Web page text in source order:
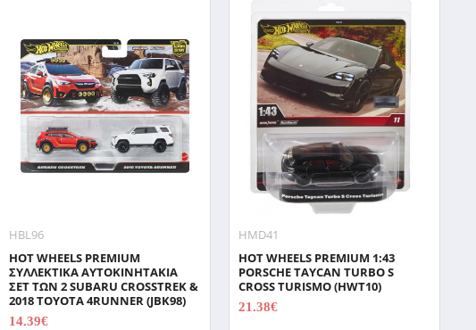
HBL96
HOT WHEELS PREMIUM
ΣΥΛΛΕΚΤΙΚΑ ΑΥΤΟΚΙΝΗΤΑΚΙΑ
ΣΕΤ ΤΩΝ 2 SUBARU CROSSTREK &
2018 TOYOTA 4RUNNER (JBK98)
14.39€
HMD41
HOT WHEELS PREMIUM 1:43
PORSCHE TAYCAN TURBO S
CROSS TURISMO (HWT10)
21.38€